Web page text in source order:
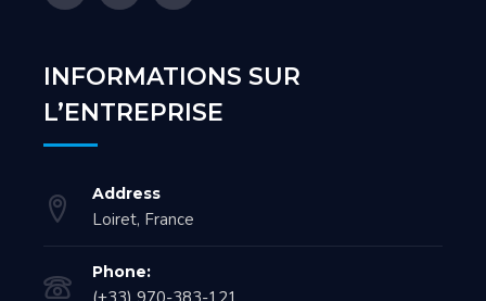
INFORMATIONS SUR
L’ENTREPRISE
Address
Loiret, France
Phone: